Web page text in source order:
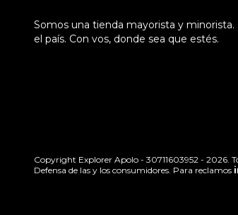
Somos una tienda mayorista y minorista.
el país. Con vos, donde sea que estés.
Copyright Explorer Apolo - 30711603952 - 2026.
Defensa de las y los consumidores. Para reclamos